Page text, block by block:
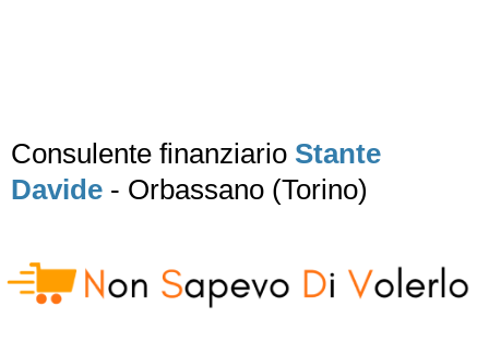
Consulente finanziario Stante
Davide - Orbassano (Torino)